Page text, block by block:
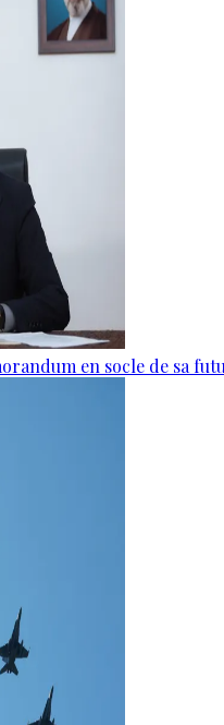
en socle de sa